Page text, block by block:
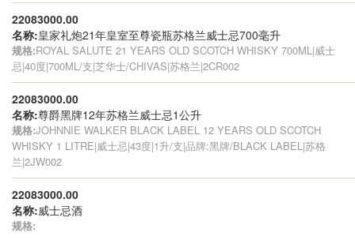
22083000.00
名称:皇家礼炮21年皇室至尊瓷瓶苏格兰威士忌700毫升
规格:ROYAL SALUTE 21 YEARS OLD SCOTCH WHISKY 700ML|威士
忌|40度|700ML/支|芝华士/CHIVAS|苏格兰|2CR002
22083000.00
名称:尊爵黑牌12年苏格兰威士忌1公升
规格:JOHNNIE WALKER BLACK LABEL 12 YEARS OLD SCOTCH
WHISKY 1 LITRE|威士忌|43度|1升/支|品牌:黑牌/BLACK LABEL|苏格
兰|2JW002
22083000.00
名称:威士忌酒
规格: